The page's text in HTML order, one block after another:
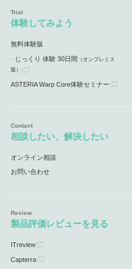
体験してみよう
無料体験版
じっくり 体験 30日間 （オンプレミス
版）
ASTERIA Warp Core体験セミナー
相談したい、解決したい
オンライン相談
お問い合わせ
製品評価レビューを見る
ITreview
Capterra